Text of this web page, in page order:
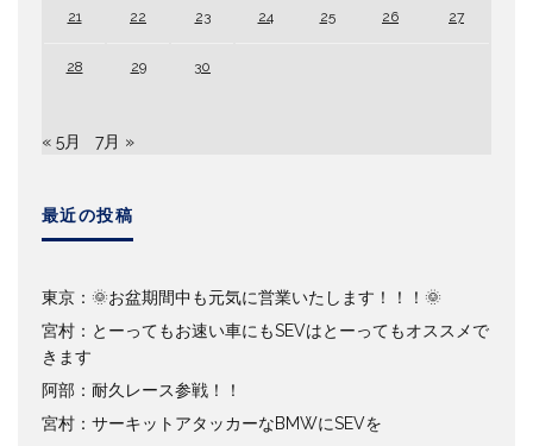
21 22 23 24 25 26 27
28 29 30
« 5月 7月 »
最近の投稿
東京：🌞お盆期間中も元気に営業いたします！！！🌞
宮村：とーってもお速い車にもSEVはとーってもオススメで
きます
阿部：耐久レース参戦！！
宮村：サーキットアタッカーなBMWにSEVを